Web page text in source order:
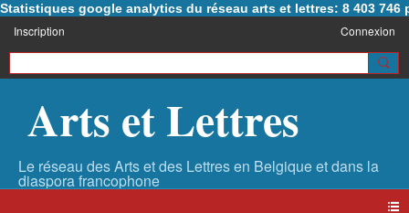
Statistiques google analytics du réseau arts et lettres: 8 403 746
Inscription Connexion
Arts et Lettres